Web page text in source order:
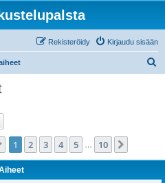
Kirjaudu sisään
Rekisteröidy
Sivu /10
1 2 3 4 5 10